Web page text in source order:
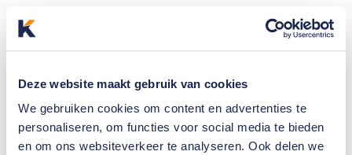
Deze website maakt gebruik van cookies
We gebruiken cookies om content en advertenties te
personaliseren, om functies voor social media te bieden
en om ons websiteverkeer te analyseren. Ook delen we